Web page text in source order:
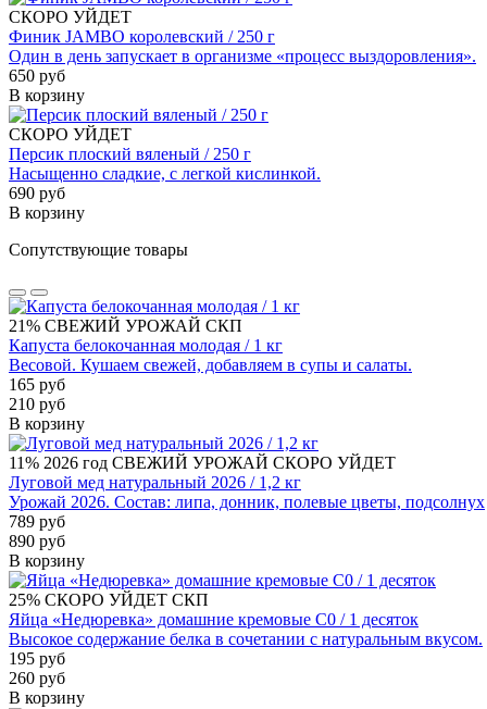
СКОРО УЙДЕТ
Финик JAMBO королевский / 250 г
Один в день запускает в организме «процесс выздоровления».
650 руб
В корзину
СКОРО УЙДЕТ
Персик плоский вяленый / 250 г
Насыщенно сладкие, с легкой кислинкой.
690 руб
В корзину
Сопутствующие товары
21% СВЕЖИЙ УРОЖАЙ СКП
Капуста белокочанная молодая / 1 кг
Весовой. Кушаем свежей, добавляем в супы и салаты.
165 руб
210 руб
В корзину
11% 2026 год СВЕЖИЙ УРОЖАЙ СКОРО УЙДЕТ
Луговой мед натуральный 2026 / 1,2 кг
Урожай 2026. Состав: липа, донник, полевые цветы, подсолнух
789 руб
890 руб
В корзину
25% СКОРО УЙДЕТ СКП
Яйца «Недюревка» домашние кремовые С0 / 1 десяток
Высокое содержание белка в сочетании с натуральным вкусом.
195 руб
260 руб
В корзину